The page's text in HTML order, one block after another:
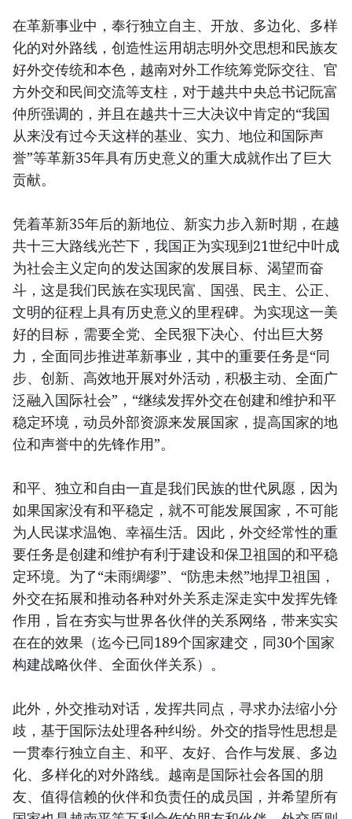
在革新事业中，奉行独立自主、开放、多边化、多样
化的对外路线，创造性运用胡志明外交思想和民族友
好外交传统和本色，越南对外工作统筹党际交往、官
方外交和民间交流等支柱，对于越共中央总书记阮富
仲所强调的，并且在越共十三大决议中肯定的“我国
从来没有过今天这样的基业、实力、地位和国际声
誉”等革新35年具有历史意义的重大成就作出了巨大
贡献。
凭着革新35年后的新地位、新实力步入新时期，在越
共十三大路线光芒下，我国正为实现到21世纪中叶成
为社会主义定向的发达国家的发展目标、渴望而奋
斗，这是我们民族在实现民富、国强、民主、公正、
文明的征程上具有历史意义的里程碑。为实现这一美
好的目标，需要全党、全民狠下决心、付出巨大努
力，全面同步推进革新事业，其中的重要任务是“同
步、创新、高效地开展对外活动，积极主动、全面广
泛融入国际社会”，“继续发挥外交在创建和维护和平
稳定环境，动员外部资源来发展国家，提高国家的地
位和声誉中的先锋作用”。
和平、独立和自由一直是我们民族的世代夙愿，因为
如果国家没有和平稳定，就不可能发展国家，不可能
为人民谋求温饱、幸福生活。因此，外交经常性的重
要任务是创建和维护有利于建设和保卫祖国的和平稳
定环境。为了“未雨绸缪”、“防患未然”地捍卫祖国，
外交在拓展和推动各种对外关系走深走实中发挥先锋
作用，旨在夯实与世界各伙伴的关系网络，带来实实
在在的效果（迄今已同189个国家建交，同30个国家
构建战略伙伴、全面伙伴关系）。
此外，外交推动对话，发挥共同点，寻求办法缩小分
歧，基于国际法处理各种纠纷。外交的指导性思想是
一贯奉行独立自主、和平、友好、合作与发展、多边
化、多样化的对外路线。越南是国际社会各国的朋
友、值得信赖的伙伴和负责任的成员国，并希望所有